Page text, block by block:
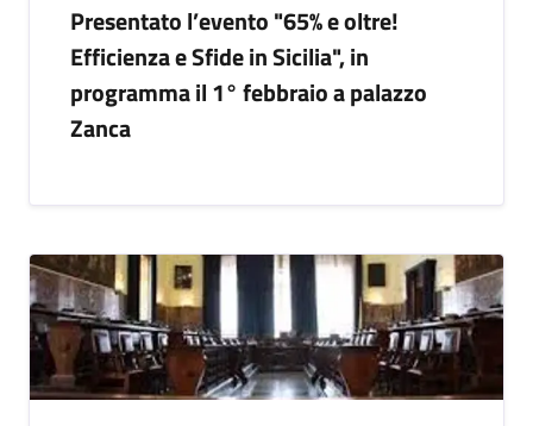
Presentato l’evento "65% e oltre!
Efficienza e Sfide in Sicilia", in
programma il 1° febbraio a palazzo
Zanca